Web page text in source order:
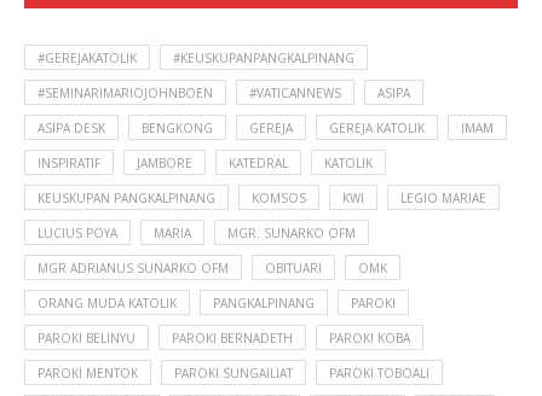
#GEREJAKATOLIK #KEUSKUPANPANGKALPINANG
#SEMINARIMARIOJOHNBOEN #VATICANNEWS ASIPA
ASIPA DESK BENGKONG GEREJA GEREJA KATOLIK IMAM
INSPIRATIF JAMBORE KATEDRAL KATOLIK
KEUSKUPAN PANGKALPINANG KOMSOS KWI LEGIO MARIAE
LUCIUS POYA MARIA MGR. SUNARKO OFM
MGR ADRIANUS SUNARKO OFM OBITUARI OMK
ORANG MUDA KATOLIK PANGKALPINANG PAROKI
PAROKI BELINYU PAROKI BERNADETH PAROKI KOBA
PAROKI MENTOK PAROKI SUNGAILIAT PAROKI TOBOALI